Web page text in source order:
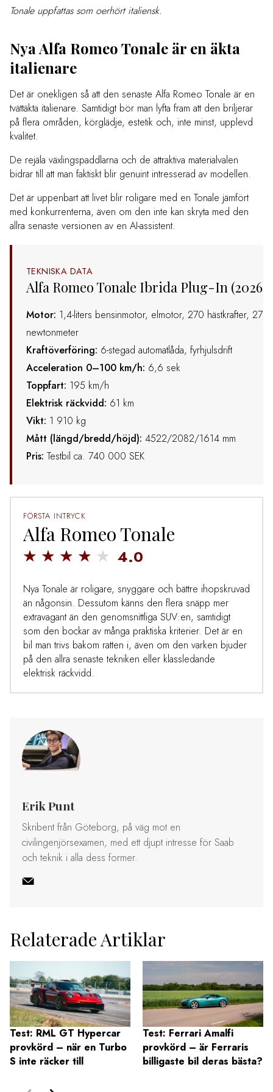
Tonale uppfattas som oerhört italiensk.
Nya Alfa Romeo Tonale är en äkta
italienare
Det är onekligen så att den senaste Alfa Romeo Tonale är en
tvättäkta italienare. Samtidigt bör man lyfta fram att den briljerar
på flera områden, körglädje, estetik och, inte minst, upplevd
kvalitet.
De rejäla växlingspaddlarna och de attraktiva materialvalen
bidrar till att man faktiskt blir genuint intresserad av modellen.
Det är uppenbart att livet blir roligare med en Tonale jämfört
med konkurrenterna, även om den inte kan skryta med den
allra senaste versionen av en AI-assistent.
TEKNISKA DATA
Alfa Romeo Tonale Ibrida Plug-In (2026)
Motor: 1,4-liters bensinmotor, elmotor, 270 hästkrafter, 270
newtonmeter
Kraftöverföring: 6-stegad automatlåda, fyrhjulsdrift
Acceleration 0–100 km/h: 6,6 sek
Toppfart: 195 km/h
Elektrisk räckvidd: 61 km
Vikt: 1 910 kg
Mått (längd/bredd/höjd): 4522/2082/1614 mm
Pris: Testbil ca. 740 000 SEK
FÖRSTA INTRYCK
Alfa Romeo Tonale
4.0
Nya Tonale är roligare, snyggare och bättre ihopskruvad
än någonsin. Dessutom känns den flera snäpp mer
extravagant än den genomsnittliga SUV:en, samtidigt
som den bockar av många praktiska kriterier. Det är en
bil man trivs bakom ratten i, även om den varken bjuder
på den allra senaste tekniken eller klassledande
elektrisk räckvidd.
Erik Punt
Skribent från Göteborg, på väg mot en
civilingenjörsexamen, med ett djupt intresse för Saab
och teknik i alla dess former.
Relaterade Artiklar
Test: RML GT Hypercar
provkörd – när en Turbo
S inte räcker till
Test: Ferrari Amalfi
provkörd – är Ferraris
billigaste bil deras bästa?